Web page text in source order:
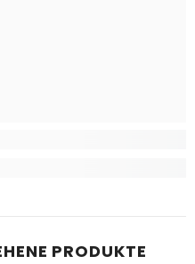
PRODUKTE